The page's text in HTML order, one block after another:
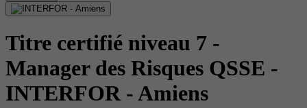
Titre certifié niveau 7 -
Manager des Risques QSSE -
INTERFOR - Amiens